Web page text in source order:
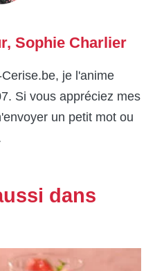
Sophie Charlier
je l'anime
Si vous appréciez mes
un petit mot ou
dans